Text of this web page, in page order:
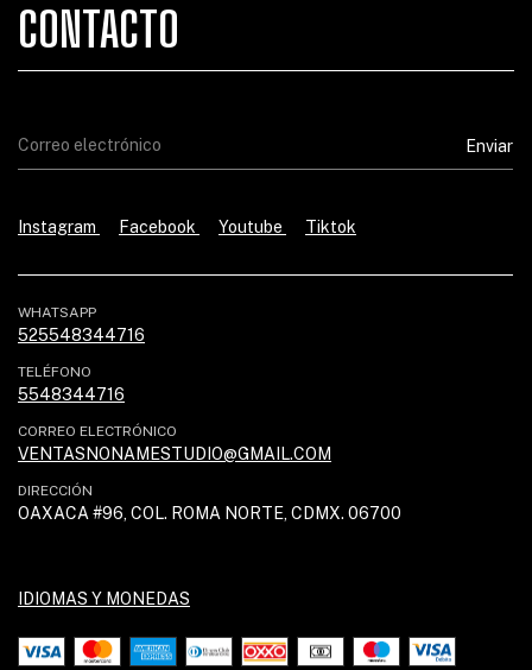
CONTACTO
Instagram Facebook Youtube Tiktok
WHATSAPP
525548344716
TELÉFONO
5548344716
CORREO ELECTRÓNICO
VENTASNONAMESTUDIO@GMAIL.COM
DIRECCIÓN
OAXACA #96, COL. ROMA NORTE, CDMX. 06700
IDIOMAS Y MONEDAS